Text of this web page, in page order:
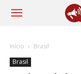
Início
Brasil
Brasil